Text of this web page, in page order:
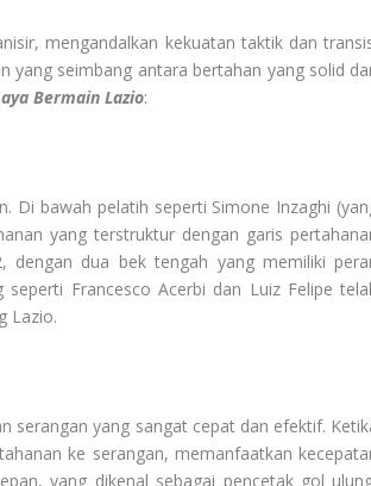
mengandalkan kekuatan taktik dan
yang seimbang antara bertahan yang solid
Bermain Lazio:
Di bawah pelatih seperti Simone Inzaghi
yang terstruktur dengan garis
dengan dua bek tengah yang memiliki
Francesco Acerbi dan Luiz Felipe
Lazio.
serangan yang sangat cepat dan efektif.
ke serangan, memanfaatkan
yang dikenal sebagai pencetak gol